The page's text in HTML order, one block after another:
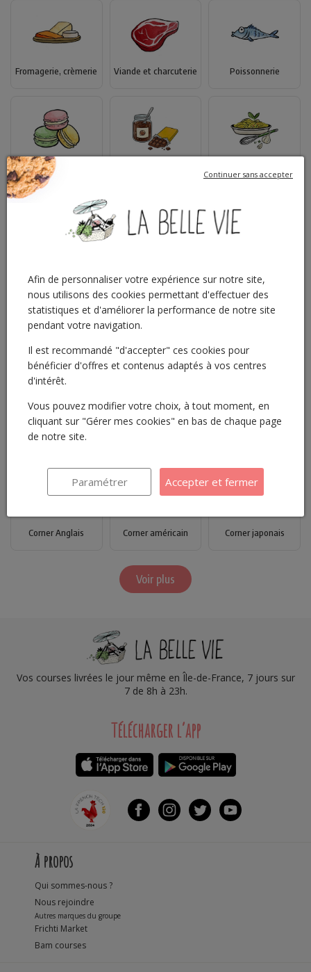
Fromagerie, crèmerie Viande et charcuterie Poissonnerie
Pâtisserie
Voir plus
Corner espagnol
Corner Anglais Corner américain Corner japonais
Voir plus
Vos courses livrées le jour même en Île-de-France, 7 jours sur
7 de 8h à 23h.
Télécharger l’app
À propos
Qui sommes-nous ?
Nous rejoindre
Autres marques du groupe
Frichti Market
Bam courses
Continuer sans accepter
Afin de personnaliser votre expérience sur notre site,
nous utilisons des cookies permettant d'effectuer des
statistiques et d'améliorer la performance de notre site
pendant votre navigation.
Il est recommandé "d'accepter" ces cookies pour
bénéficier d'offres et contenus adaptés à vos centres
d'intérêt.
Vous pouvez modifier votre choix, à tout moment, en
cliquant sur "Gérer mes cookies" en bas de chaque page
de notre site.
Paramétrer Accepter et fermer